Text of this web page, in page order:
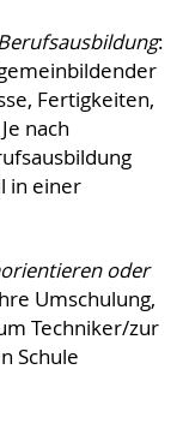
:
Fertigkeiten,
nach
in einer
oder
Umschulung,
Techniker/zur
Schule